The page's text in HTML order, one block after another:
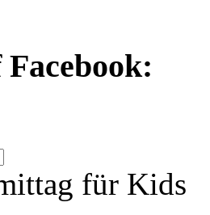
für Kids